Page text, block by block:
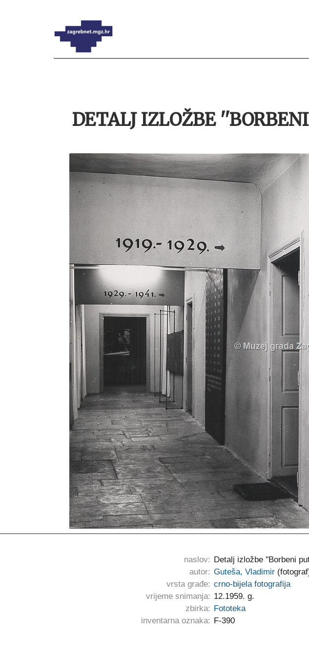
DETALJ IZLOŽBE
naslov: Detalj izložbe ''Borbeni
autor: Guteša, Vladimir
vrsta građe: crno-bijela fotografija
vrijeme snimanja: 12.1959. g.
zbirka: Fototeka
inventarna oznaka: F-390